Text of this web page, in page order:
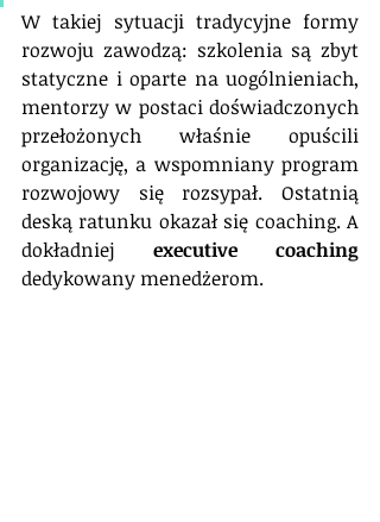
W takiej sytuacji tradycyjne formy
rozwoju zawodzą: szkolenia są zbyt
statyczne i oparte na uogólnieniach,
mentorzy w postaci doświadczonych
przełożonych właśnie opuścili
organizację, a wspomniany program
rozwojowy się rozsypał. Ostatnią
deską ratunku okazał się coaching. A
dokładniej executive coaching
dedykowany menedżerom.